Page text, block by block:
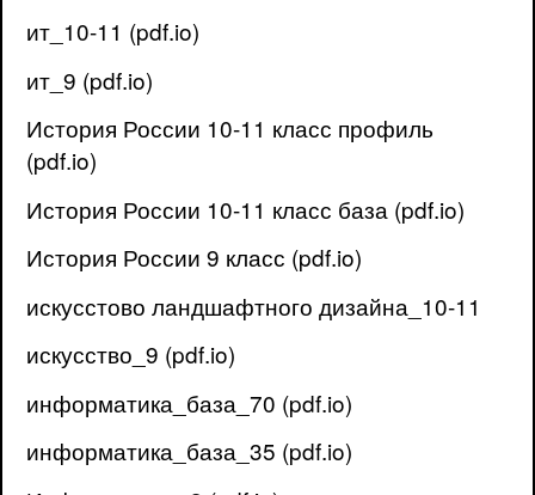
ит_10-11 (pdf.io)
ит_9 (pdf.io)
История России 10-11 класс профиль
(pdf.io)
История России 10-11 класс база (pdf.io)
История России 9 класс (pdf.io)
искусстово ландшафтного дизайна_10-11
искусство_9 (pdf.io)
информатика_база_70 (pdf.io)
информатика_база_35 (pdf.io)